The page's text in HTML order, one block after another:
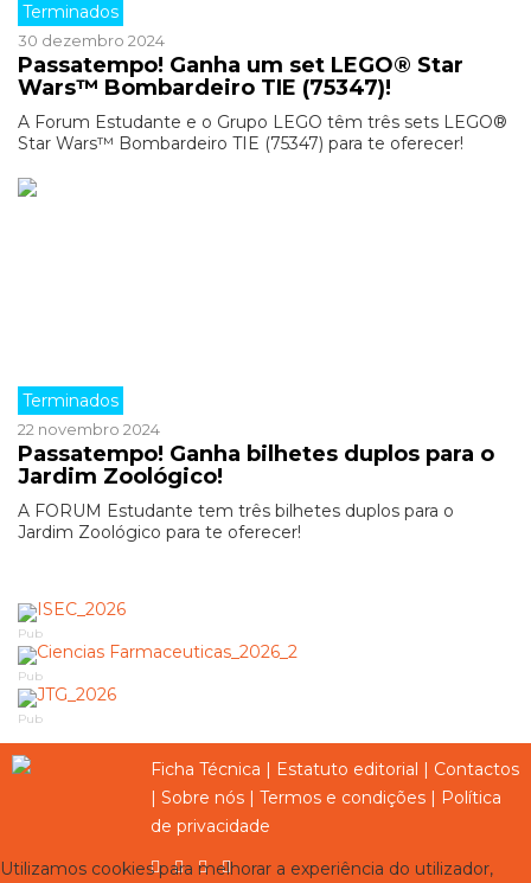
Terminados
30 dezembro 2024
Passatempo! Ganha um set LEGO® Star
Wars™ Bombardeiro TIE (75347)!
A Forum Estudante e o Grupo LEGO têm três sets LEGO®
Star Wars™ Bombardeiro TIE (75347) para te oferecer!
Terminados
22 novembro 2024
Passatempo! Ganha bilhetes duplos para o
Jardim Zoológico!
A FORUM Estudante tem três bilhetes duplos para o
Jardim Zoológico para te oferecer!
Pub
Pub
Pub
Ficha Técnica | Estatuto editorial | Contactos
| Sobre nós | Termos e condições | Política
de privacidade
Utilizamos cookies para melhorar a experiência do utilizador,